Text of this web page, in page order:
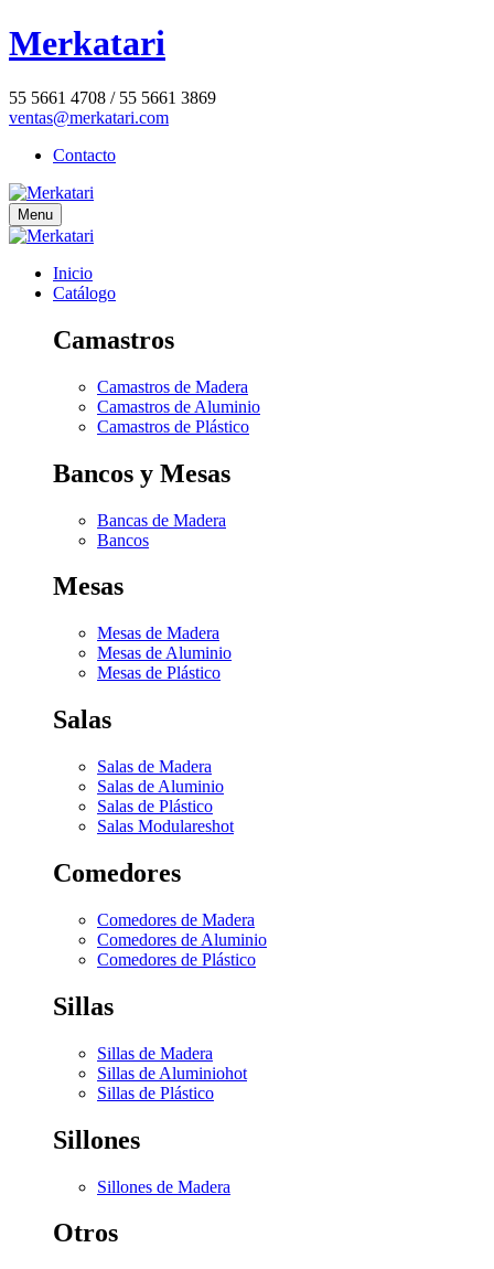
Merkatari
55 5661 4708 / 55 5661 3869
ventas@merkatari.com
Contacto
Menu
Inicio
Catálogo
Camastros
Camastros de Madera
Camastros de Aluminio
Camastros de Plástico
Bancos y Mesas
Bancas de Madera
Bancos
Mesas
Mesas de Madera
Mesas de Aluminio
Mesas de Plástico
Salas
Salas de Madera
Salas de Aluminio
Salas de Plástico
Salas Modulareshot
Comedores
Comedores de Madera
Comedores de Aluminio
Comedores de Plástico
Sillas
Sillas de Madera
Sillas de Aluminiohot
Sillas de Plástico
Sillones
Sillones de Madera
Otros